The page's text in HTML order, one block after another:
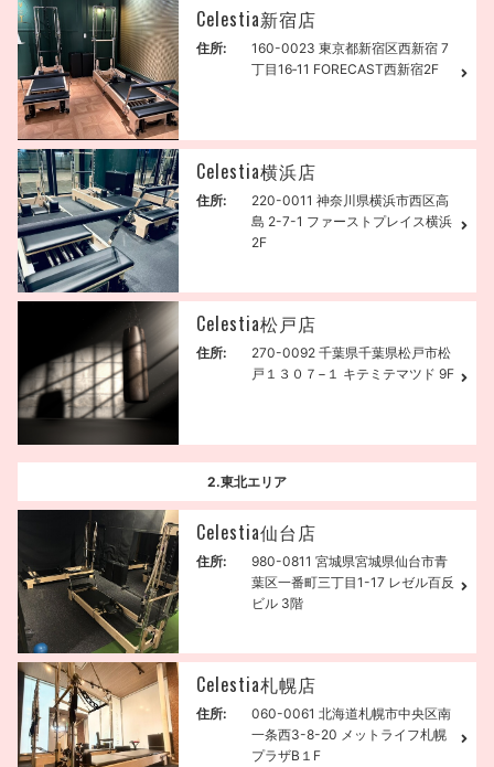
Celestia新宿店
住所:
160-0023 東京都新宿区西新宿 7
丁目16‐11 FORECAST西新宿2F
Celestia横浜店
住所:
220-0011 神奈川県横浜市西区高
島 2-7-1 ファーストプレイス横浜
2F
Celestia松戸店
住所:
270-0092 千葉県千葉県松戸市松
戸１３０７−１ キテミテマツド 9F
2.東北エリア
Celestia仙台店
住所:
980-0811 宮城県宮城県仙台市青
葉区一番町三丁目1-17 レゼル百反
ビル 3階
Celestia札幌店
住所:
060-0061 北海道札幌市中央区南
一条西3-8-20 メットライフ札幌
プラザB１F